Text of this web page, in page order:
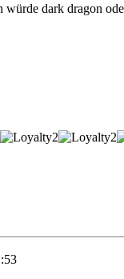
würde dark dragon